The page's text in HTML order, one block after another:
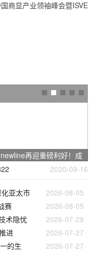
再迎重磅利好！成
2020-09-16
亚太市
2026-08-05
赛
2026-08-05
术隐忧
2026-07-29
进
2026-07-27
的生
2026-07-27